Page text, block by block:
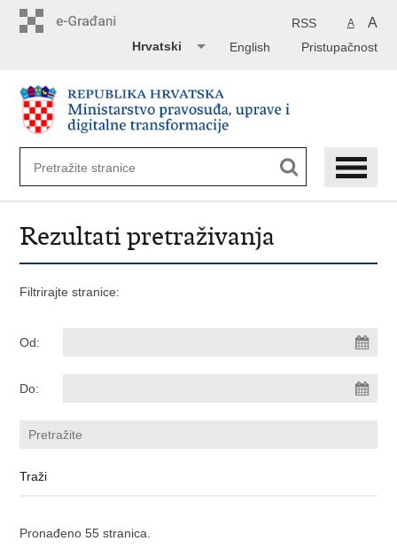
A A
RSS
Pristupačnost
English
Hrvatski
Rezultati pretraživanja
Filtrirajte stranice:
Od:
Do:
Pronađeno 55 stranica.